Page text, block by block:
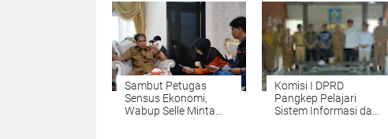
Antar Anak ke
Sekolah
Sambut Petugas
Sensus Ekonomi,
Wabup Selle Minta
Komisi I DPRD
Pangkep Pelajari
Sistem Informasi dan